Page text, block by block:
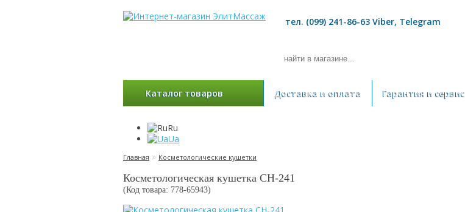
тел. (099) 241-86-63 Viber, Telegram
Каталог товаров Доставка и оплата Гарантия и сервис
Ru
Ua
Главная » Косметологические кушетки
Косметологическая кушетка CH-241
(Код товара: 778-65943)